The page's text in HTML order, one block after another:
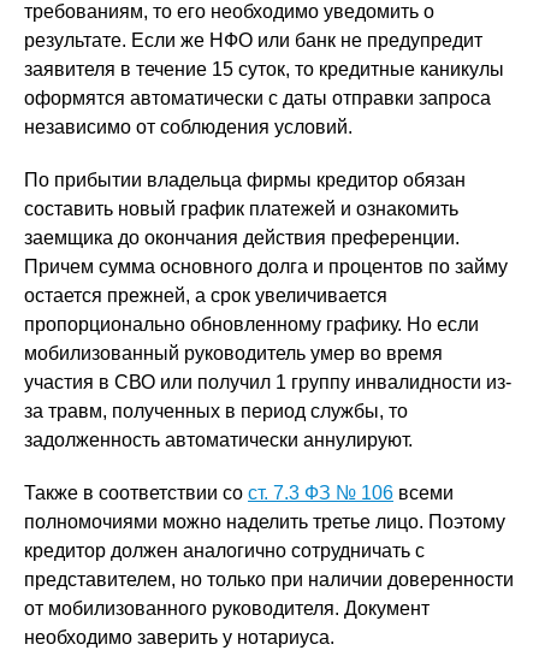
требованиям, то его необходимо уведомить о
результате. Если же НФО или банк не предупредит
заявителя в течение 15 суток, то кредитные каникулы
оформятся автоматически с даты отправки запроса
независимо от соблюдения условий.
По прибытии владельца фирмы кредитор обязан
составить новый график платежей и ознакомить
заемщика до окончания действия преференции.
Причем сумма основного долга и процентов по займу
остается прежней, а срок увеличивается
пропорционально обновленному графику. Но если
мобилизованный руководитель умер во время
участия в СВО или получил 1 группу инвалидности из-
за травм, полученных в период службы, то
задолженность автоматически аннулируют.
Также в соответствии со ст. 7.3 ФЗ № 106 всеми
полномочиями можно наделить третье лицо. Поэтому
кредитор должен аналогично сотрудничать с
представителем, но только при наличии доверенности
от мобилизованного руководителя. Документ
необходимо заверить у нотариуса.